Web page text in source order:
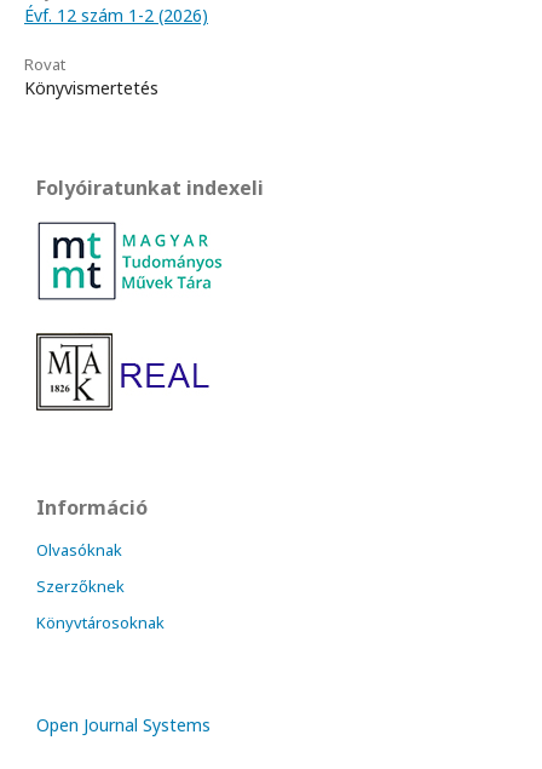
Évf. 12 szám 1-2 (2026)
Rovat
Könyvismertetés
Folyóiratunkat indexeli
Információ
Olvasóknak
Szerzőknek
Könyvtárosoknak
Open Journal Systems